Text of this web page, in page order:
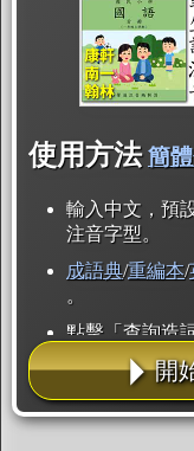
使用方法 簡
輸入中文，預
注音字型。
成語典/重編本/
。
點擊「查詢造
點「部首」瞬
辭典解釋的全
用手動重複輸
開